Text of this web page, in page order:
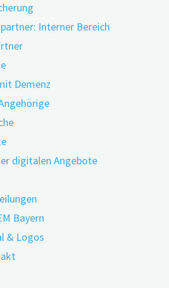
Interner Bereich
Demenz
digitalen Angebote
Bayern
& Logos
und kognitive Screenings:
Tests zur Demenz-
in der Bevölkerung
Erfahrungen haben ältere
In einer US-
die im Januar 2025
Forschende interessante
gefördert.
und Bürger im Alter
mit Tests zur Früherkennung
welche Erfahrungen sie hierbei
aktuelle US-amerikanische
Ziel der Forschenden war es, die
aktuelle Instrumente zur